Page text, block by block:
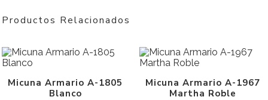
Productos Relacionados
Micuna Armario A-1805
Blanco
Micuna Armario A-1967
Martha Roble